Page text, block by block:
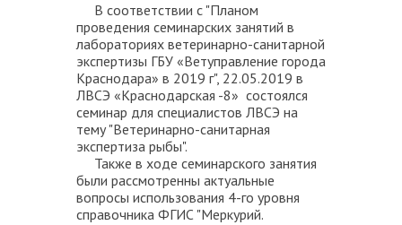
В соответствии с "Планом
проведения семинарских занятий в
лабораториях ветеринарно-санитарной
экспертизы ГБУ «Ветуправление города
Краснодара» в 2019 г", 22.05.2019 в
ЛВСЭ «Краснодарская -8» состоялся
семинар для специалистов ЛВСЭ на
тему "Ветеринарно-санитарная
экспертиза рыбы".
Также в ходе семинарского занятия
были рассмотренны актуальные
вопросы использования 4-го уровня
справочника ФГИС "Меркурий.